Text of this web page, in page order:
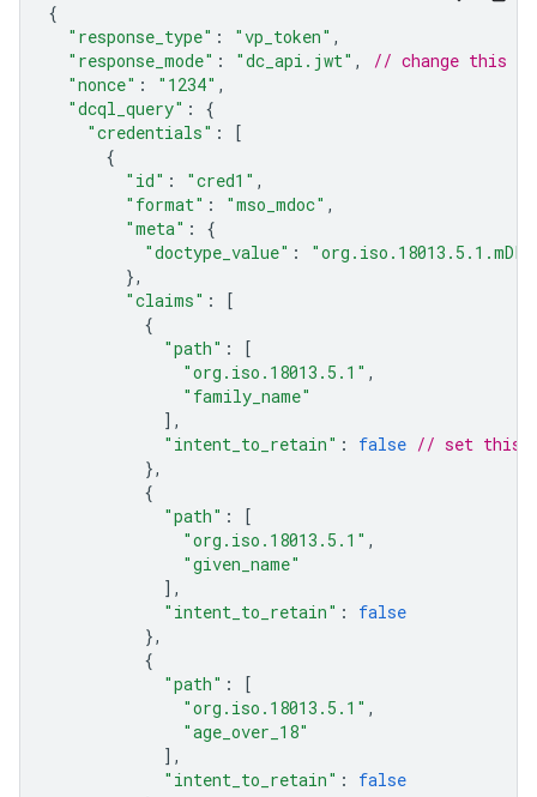
{
"response_type" : "vp_token" ,
"response_mode" : "dc_api.jwt" ,
// change this to
"nonce" : "1234" ,
"dcql_query" :
{
"credentials" :
[
{
"id" : "cred1" ,
"format" : "mso_mdoc" ,
"meta" :
{
"doctype_value" :
"org.iso.18013.5.1.mDL"
},
"claims" :
[
{
"path" :
[
"org.iso.18013.5.1" ,
"family_name"
],
"intent_to_retain" : false // set this
},
{
"path" :
[
"org.iso.18013.5.1" ,
"given_name"
],
"intent_to_retain" :
false
},
{
"path" :
[
"org.iso.18013.5.1" ,
"age_over_18"
],
"intent_to_retain" :
false